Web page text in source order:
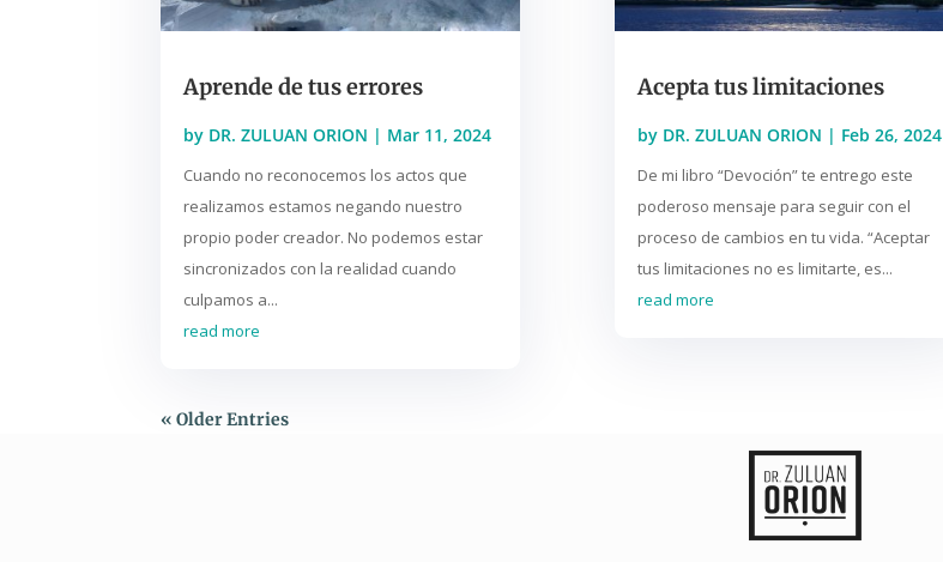
Aprende de tus errores
by DR. ZULUAN ORION | Mar 11, 2024
Cuando no reconocemos los actos que
realizamos estamos negando nuestro
propio poder creador. No podemos estar
sincronizados con la realidad cuando
culpamos a...
read more
Acepta tus limitaciones
by DR. ZULUAN ORION | Feb 26, 2024
De mi libro “Devoción” te entrego este
poderoso mensaje para seguir con el
proceso de cambios en tu vida. “Aceptar
tus limitaciones no es limitarte, es...
read more
« Older Entries